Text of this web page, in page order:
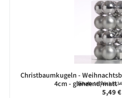
Christbaumkugeln -
4cm - glänzend/matt
Inhalt:16 Stück
5,49 €